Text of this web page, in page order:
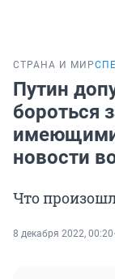
СТРАНА И МИР
Путин
бороться
новости
Что
8 декабря 2022, 00:20